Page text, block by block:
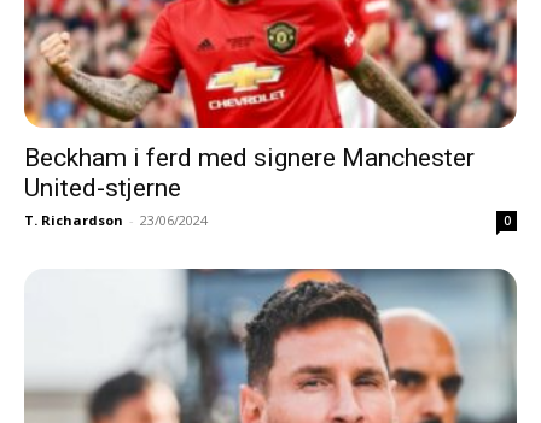
Beckham i ferd med signere Manchester
United-stjerne
T. Richardson - 23/06/2024 0